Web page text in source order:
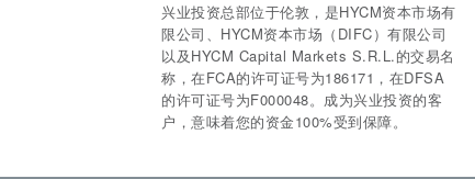
兴业投资总部位于伦敦，是HYCM资本市场有
限公司、HYCM资本市场（DIFC）有限公司
以及HYCM Capital Markets S.R.L.的交易名
称，在FCA的许可证号为186171，在DFSA
的许可证号为F000048。成为兴业投资的客
户，意味着您的资金100%受到保障。